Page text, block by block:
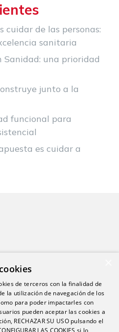
cuidar de las personas:
sanitaria
Sanidad: una prioridad
junto a la
funcional para
es cuidar a
de terceros con la finalidad de
la utilización de navegación de los
para poder impactarles con
pueden aceptar las cookies a
RECHAZAR SU USO pulsando el
LAS COOKIES si lo